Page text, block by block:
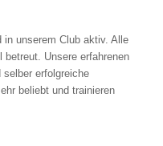
in unserem Club aktiv. Alle
betreut. Unsere erfahrenen
selber erfolgreiche
beliebt und trainieren